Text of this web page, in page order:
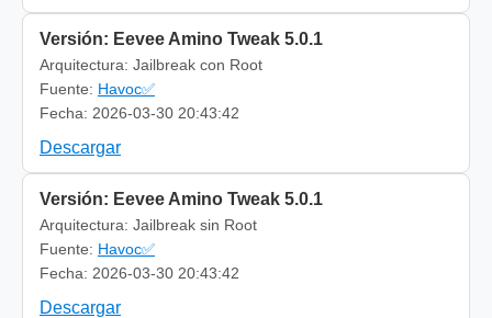
Versión: Eevee Amino Tweak 5.0.1
Arquitectura: Jailbreak con Root
Fuente: Havoc✅
Fecha: 2026-03-30 20:43:42
Descargar
Versión: Eevee Amino Tweak 5.0.1
Arquitectura: Jailbreak sin Root
Fuente: Havoc✅
Fecha: 2026-03-30 20:43:42
Descargar